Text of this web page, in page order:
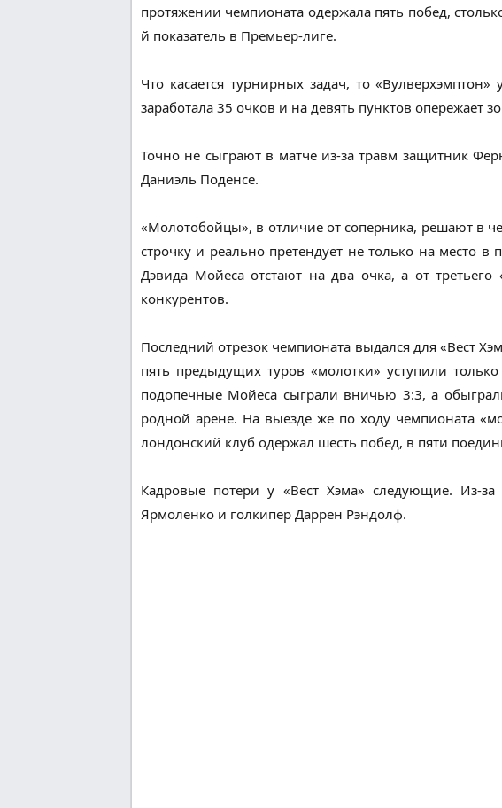
протяжении чемпионата одержала пять побед,
й показатель в Премьер-лиге.
Что касается турнирных задач, то
заработала 35 очков и на девять пунктов опережает
Точно не сыграют в матче из-за травм защитник
Даниэль Поденсе.
«Молотобойцы», в отличие от соперника, решают в
строчку и реально претендует не только на место
Дэвида Мойеса отстают на два очка, а от
конкурентов.
Последний отрезок чемпионата выдался для «Вест
пять предыдущих туров «молотки» уступили
подопечные Мойеса сыграли вничью 3:3, а
родной арене. На выезде же по ходу чемпионата
лондонский клуб одержал шесть побед, в пяти
Кадровые потери у «Вест Хэма» следующие. Из-
Ярмоленко и голкипер Даррен Рэндолф.